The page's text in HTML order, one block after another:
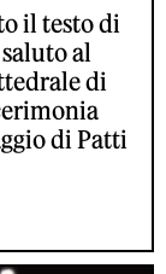
il testo di
al
di
di Patti